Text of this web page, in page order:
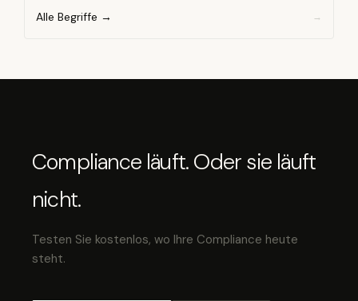
Alle Begriffe →
Compliance läuft. Oder sie läuft
nicht.
Testen Sie kostenlos, wo Ihre Compliance heute
steht.